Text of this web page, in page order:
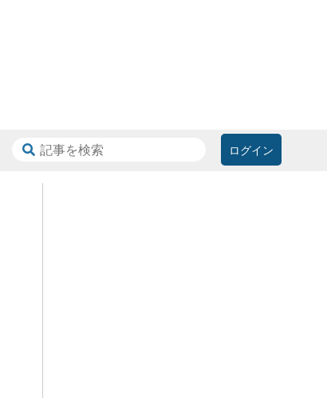
ログイン